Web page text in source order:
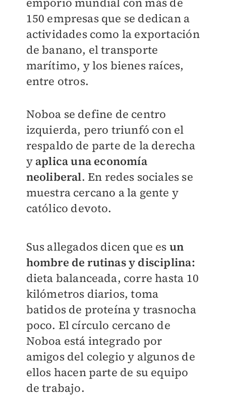
150 empresas que se dedican a
actividades como la exportación
de banano, el transporte
marítimo, y los bienes raíces,
entre otros.
Noboa se define de centro
izquierda, pero triunfó con el
respaldo de parte de la derecha
y aplica una economía
neoliberal. En redes sociales se
muestra cercano a la gente y
católico devoto.
Sus allegados dicen que es un
hombre de rutinas y disciplina:
dieta balanceada, corre hasta 10
kilómetros diarios, toma
batidos de proteína y trasnocha
poco. El círculo cercano de
Noboa está integrado por
amigos del colegio y algunos de
ellos hacen parte de su equipo
de trabajo.